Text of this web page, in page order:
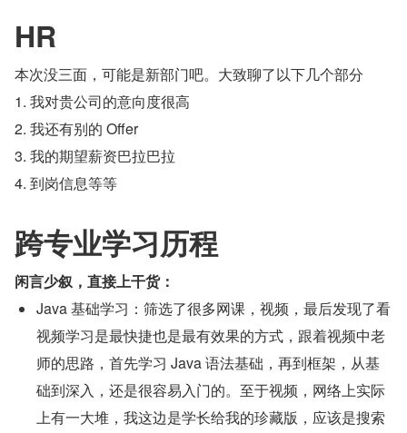
HR
本次没三面，可能是新部门吧。大致聊了以下几个部分
1. 我对贵公司的意向度很高
2. 我还有别的 Offer
3. 我的期望薪资巴拉巴拉
4. 到岗信息等等
跨专业学习历程
闲言少叙，直接上干货：
Java 基础学习：筛选了很多网课，视频，最后发现了看
视频学习是最快捷也是最有效果的方式，跟着视频中老
师的思路，首先学习 Java 语法基础，再到框架，从基
础到深入，还是很容易入门的。至于视频，网络上实际
上有一大堆，我这边是学长给我的珍藏版，应该是搜索